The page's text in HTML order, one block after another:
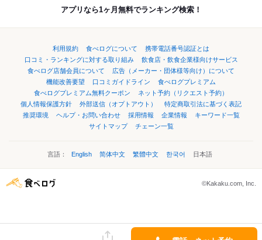
アプリなら1ヶ月無料でランキング検索！
利用規約 食べログについて
携帯電話番号認証とは
口コミ・ランキングに対する取り組み
飲食店・飲食企業様向けサービス
食べログ店舗会員について
広告（メーカー・団体様等向け）について
機能改善要望
口コミガイドライン
食べログプレミアム
食べログプレミアム無料クーポン
ネット予約（リクエスト予約）
個人情報保護方針
外部送信（オプトアウト）
特定商取引法に基づく表記
推奨環境
ヘルプ・お問い合わせ 採用情報 企業情報
キーワード一覧
サイトマップ
チェーン一覧
言語： English 简体中文 繁體中文 한국어 日本語
©Kakaku.com, Inc.